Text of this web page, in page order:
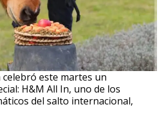
celebró este martes un
H&M All In, uno de los
del salto internacional,